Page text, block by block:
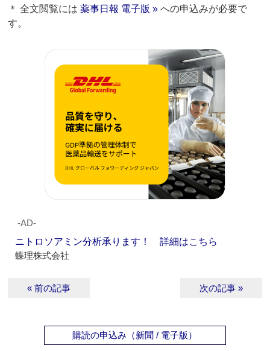
＊ 全文閲覧には薬事日報 電子版 » への申込みが必要で
す。
‐AD‐
ニトロソアミン分析承ります！ 詳細はこちら
蝶理株式会社
« 前の記事 次の記事 »
購読の申込み（新聞 / 電子版）